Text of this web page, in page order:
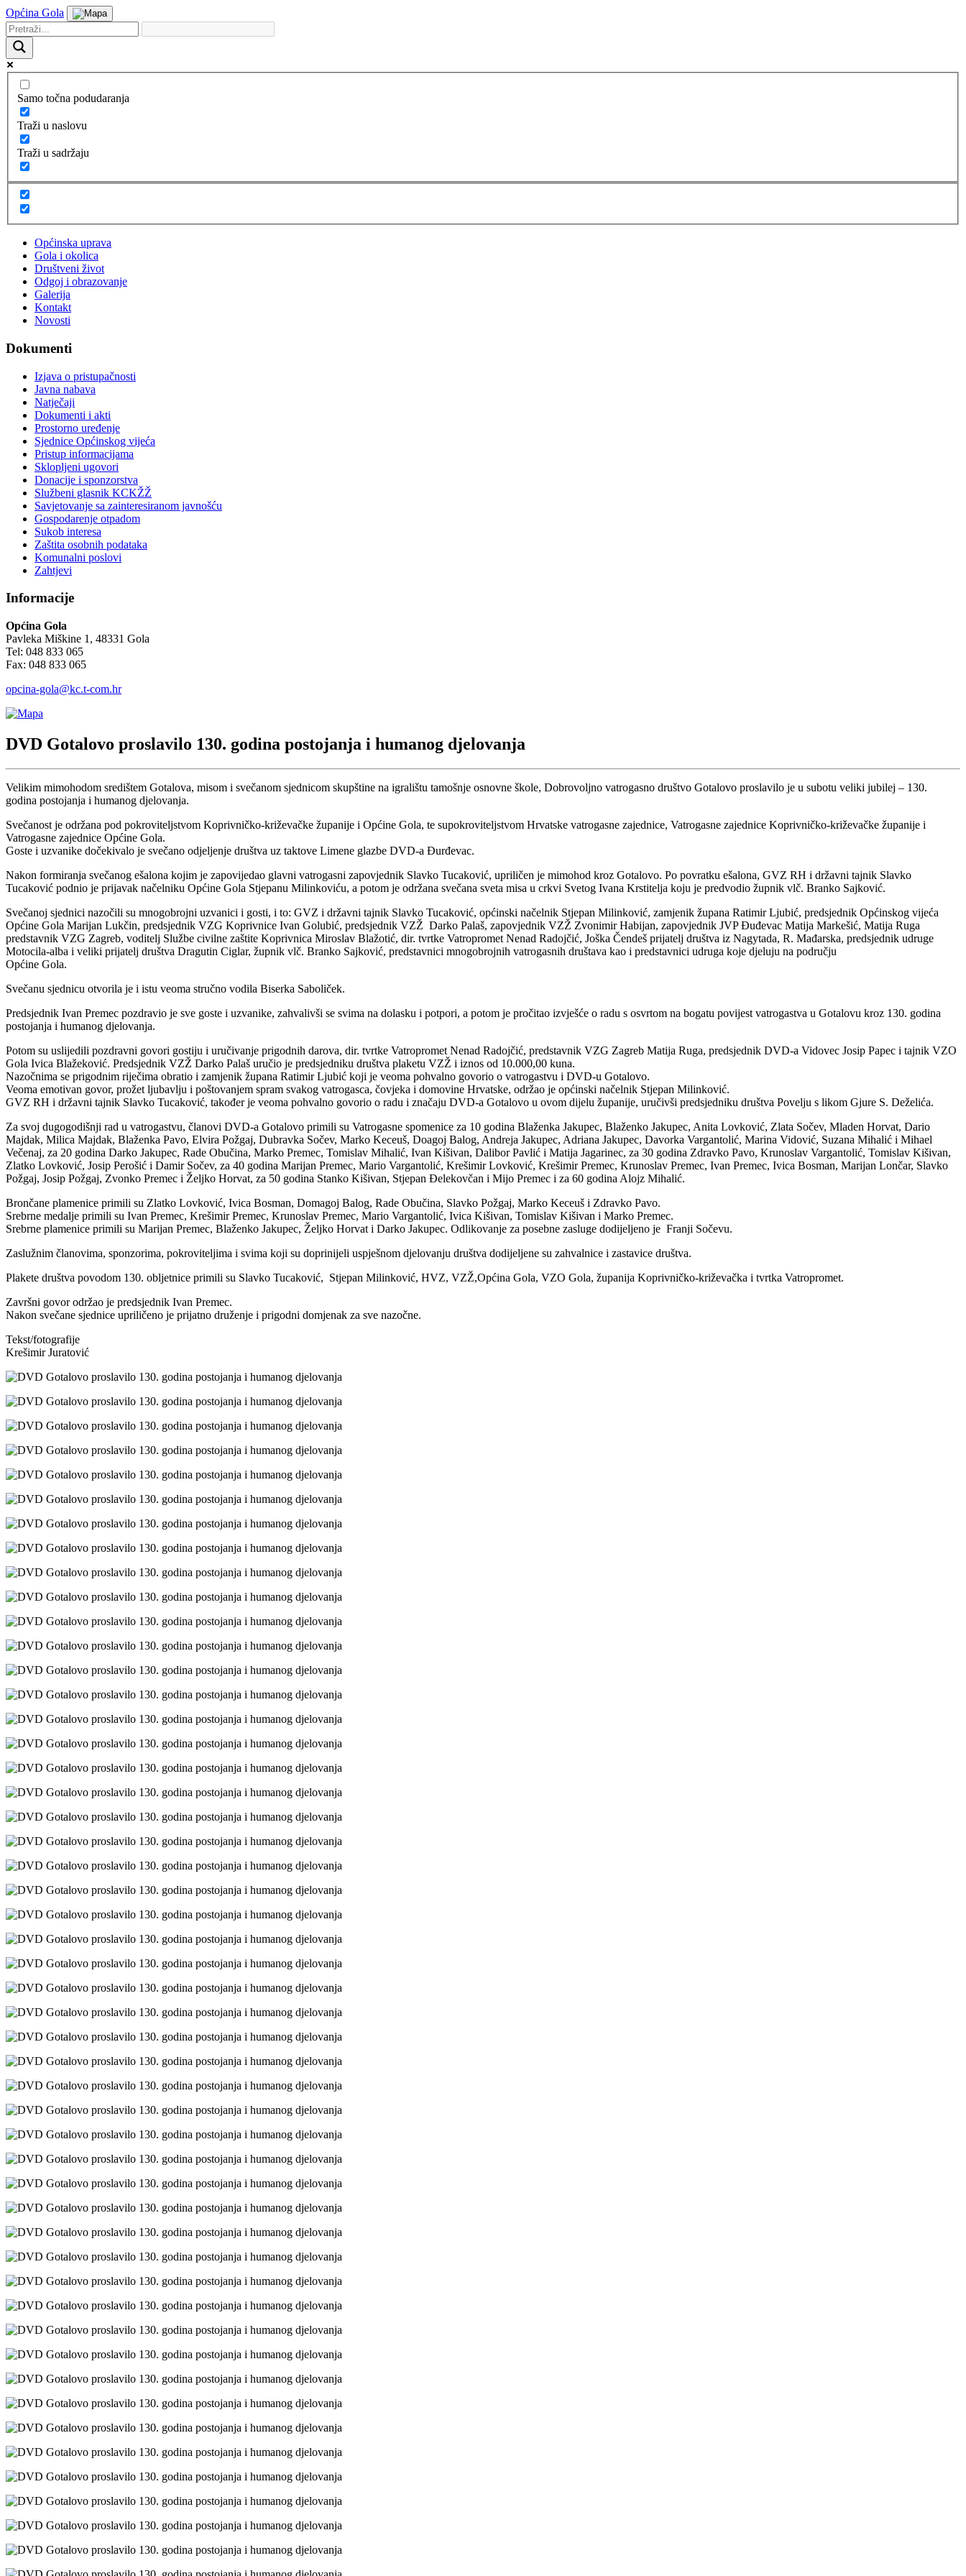
Općina Gola
Samo točna podudaranja
Traži u naslovu
Traži u sadržaju
Općinska uprava
Gola i okolica
Društveni život
Odgoj i obrazovanje
Galerija
Kontakt
Novosti
Dokumenti
Izjava o pristupačnosti
Javna nabava
Natječaji
Dokumenti i akti
Prostorno uređenje
Sjednice Općinskog vijeća
Pristup informacijama
Sklopljeni ugovori
Donacije i sponzorstva
Službeni glasnik KCKŽŽ
Savjetovanje sa zainteresiranom javnošću
Gospodarenje otpadom
Sukob interesa
Zaštita osobnih podataka
Komunalni poslovi
Zahtjevi
Informacije
Općina Gola
Pavleka Miškine 1, 48331 Gola
Tel: 048 833 065
Fax: 048 833 065
opcina-gola@kc.t-com.hr
DVD Gotalovo proslavilo 130. godina postojanja i humanog djelovanja
Velikim mimohodom središtem Gotalova, misom i svečanom sjednicom skupštine na igralištu tamošnje osnovne škole, Dobrovoljno vatrogasno društvo Gotalovo proslavilo je u subotu veliki jubilej – 130.
godina postojanja i humanog djelovanja.
Svečanost je održana pod pokroviteljstvom Koprivničko-križevačke županije i Općine Gola, te supokroviteljstvom Hrvatske vatrogasne zajednice, Vatrogasne zajednice Koprivničko-križevačke županije i
Vatrogasne zajednice Općine Gola.
Goste i uzvanike dočekivalo je svečano odjeljenje društva uz taktove Limene glazbe DVD-a Đurđevac.
Nakon formiranja svečanog ešalona kojim je zapovijedao glavni vatrogasni zapovjednik Slavko Tucaković, upriličen je mimohod kroz Gotalovo. Po povratku ešalona, GVZ RH i državni tajnik Slavko
Tucaković podnio je prijavak načelniku Općine Gola Stjepanu Milinkoviću, a potom je održana svečana sveta misa u crkvi Svetog Ivana Krstitelja koju je predvodio župnik vlč. Branko Sajković.
Svečanoj sjednici nazočili su mnogobrojni uzvanici i gosti, i to: GVZ i državni tajnik Slavko Tucaković, općinski načelnik Stjepan Milinković, zamjenik župana Ratimir Ljubić, predsjednik Općinskog vijeća
Općine Gola Marijan Lukčin, predsjednik VZG Koprivnice Ivan Golubić, predsjednik VZŽ Darko Palaš, zapovjednik VZŽ Zvonimir Habijan, zapovjednik JVP Đuđevac Matija Markešić, Matija Ruga
predstavnik VZG Zagreb, voditelj Službe civilne zaštite Koprivnica Miroslav Blažotić, dir. tvrtke Vatropromet Nenad Radojčić, Joška Čendeš prijatelj društva iz Nagytada, R. Mađarska, predsjednik udruge
Motocila-alba i veliki prijatelj društva Dragutin Ciglar, župnik vlč. Branko Sajković, predstavnici mnogobrojnih vatrogasnih društava kao i predstavnici udruga koje djeluju na području
Općine Gola.
Svečanu sjednicu otvorila je i istu veoma stručno vodila Biserka Saboliček.
Predsjednik Ivan Premec pozdravio je sve goste i uzvanike, zahvalivši se svima na dolasku i potpori, a potom je pročitao izvješće o radu s osvrtom na bogatu povijest vatrogastva u Gotalovu kroz 130. godina
postojanja i humanog djelovanja.
Potom su uslijedili pozdravni govori gostiju i uručivanje prigodnih darova, dir. tvrtke Vatropromet Nenad Radojčić, predstavnik VZG Zagreb Matija Ruga, predsjednik DVD-a Vidovec Josip Papec i tajnik VZO
Gola Ivica Blažeković. Predsjednik VZŽ Darko Palaš uručio je predsjedniku društva plaketu VZŽ i iznos od 10.000,00 kuna.
Nazočnima se prigodnim riječima obratio i zamjenik župana Ratimir Ljubić koji je veoma pohvalno govorio o vatrogastvu i DVD-u Gotalovo.
Veoma emotivan govor, prožet ljubavlju i poštovanjem spram svakog vatrogasca, čovjeka i domovine Hrvatske, održao je općinski načelnik Stjepan Milinković.
GVZ RH i državni tajnik Slavko Tucaković, također je veoma pohvalno govorio o radu i značaju DVD-a Gotalovo u ovom dijelu županije, uručivši predsjedniku društva Povelju s likom Gjure S. Deželića.
Za svoj dugogodišnji rad u vatrogastvu, članovi DVD-a Gotalovo primili su Vatrogasne spomenice za 10 godina Blaženka Jakupec, Blaženko Jakupec, Anita Lovković, Zlata Sočev, Mladen Horvat, Dario
Majdak, Milica Majdak, Blaženka Pavo, Elvira Požgaj, Dubravka Sočev, Marko Keceuš, Doagoj Balog, Andreja Jakupec, Adriana Jakupec, Davorka Vargantolić, Marina Vidović, Suzana Mihalić i Mihael
Večenaj, za 20 godina Darko Jakupec, Rade Obučina, Marko Premec, Tomislav Mihalić, Ivan Kišivan, Dalibor Pavlić i Matija Jagarinec, za 30 godina Zdravko Pavo, Krunoslav Vargantolić, Tomislav Kišivan,
Zlatko Lovković, Josip Perošić i Damir Sočev, za 40 godina Marijan Premec, Mario Vargantolić, Krešimir Lovković, Krešimir Premec, Krunoslav Premec, Ivan Premec, Ivica Bosman, Marijan Lončar, Slavko
Požgaj, Josip Požgaj, Zvonko Premec i Željko Horvat, za 50 godina Stanko Kišivan, Stjepan Đelekovčan i Mijo Premec i za 60 godina Alojz Mihalić.
Brončane plamenice primili su Zlatko Lovković, Ivica Bosman, Domagoj Balog, Rade Obučina, Slavko Požgaj, Marko Keceuš i Zdravko Pavo.
Srebrne medalje primili su Ivan Premec, Krešimir Premec, Krunoslav Premec, Mario Vargantolić, Ivica Kišivan, Tomislav Kišivan i Marko Premec.
Srebrne plamenice primili su Marijan Premec, Blaženko Jakupec, Željko Horvat i Darko Jakupec. Odlikovanje za posebne zasluge dodijeljeno je Franji Sočevu.
Zaslužnim članovima, sponzorima, pokroviteljima i svima koji su doprinijeli uspješnom djelovanju društva dodijeljene su zahvalnice i zastavice društva.
Plakete društva povodom 130. obljetnice primili su Slavko Tucaković, Stjepan Milinković, HVZ, VZŽ,Općina Gola, VZO Gola, županija Koprivničko-križevačka i tvrtka Vatropromet.
Završni govor održao je predsjednik Ivan Premec.
Nakon svečane sjednice upriličeno je prijatno druženje i prigodni domjenak za sve nazočne.
Tekst/fotografije
Krešimir Juratović